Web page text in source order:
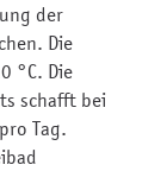
der
Die
°C. Die
schafft bei
Tag.